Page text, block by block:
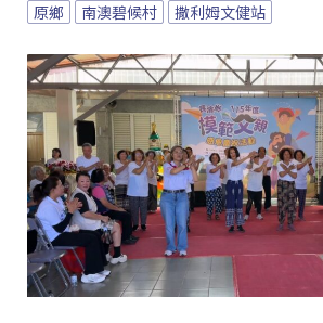
原鄉 南澳碧候村 撒利姆文健站